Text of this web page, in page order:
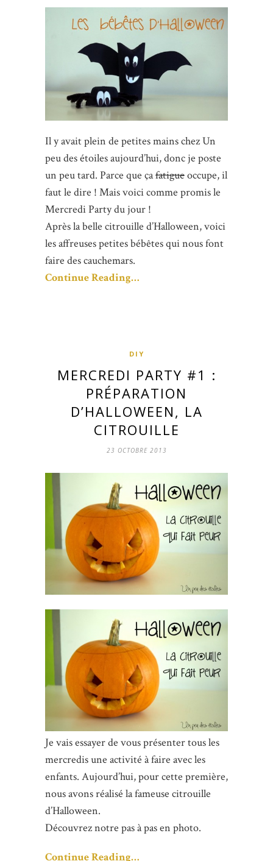
Il y avait plein de petites mains chez Un
peu des étoiles aujourd’hui, donc je poste
un peu tard. Parce que çafatigueoccupe, il
faut le dire ! Mais voici comme promis le
Mercredi Party du jour !
Après la belle citrouille d’Halloween, voici
les affreuses petites bébêtes qui nous font
faire des cauchemars.
Continue Reading…
DIY
MERCREDI PARTY #1 :
PRÉPARATION
D’HALLOWEEN, LA
CITROUILLE
23 OCTOBRE 2013
Je vais essayer de vous présenter tous les
mercredis une activité à faire avec les
enfants. Aujourd’hui, pour cette première,
nous avons réalisé la fameuse citrouille
d’Halloween.
Découvrez notre pas à pas en photo.
Continue Reading…